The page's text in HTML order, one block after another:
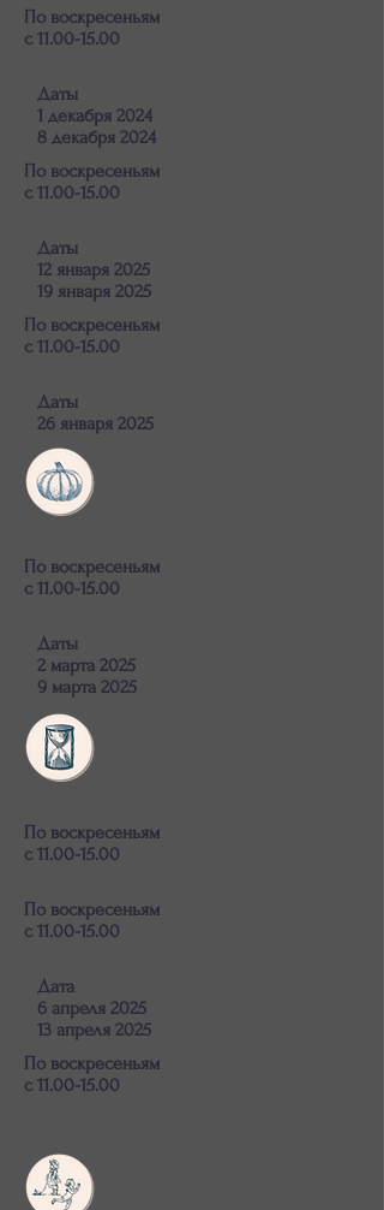
По воскресеньям
с 11.00-15.00
Даты
1 декабря 2024
8 декабря 2024
По воскресеньям
с 11.00-15.00
Даты
12 января 2025
19 января 2025
По воскресеньям
с 11.00-15.00
Даты
26 января 2025
По воскресеньям
с 11.00-15.00
Даты
2 марта 2025
9 марта 2025
По воскресеньям
с 11.00-15.00
По воскресеньям
с 11.00-15.00
Дата
6 апреля 2025
13 апреля 2025
По воскресеньям
с 11.00-15.00